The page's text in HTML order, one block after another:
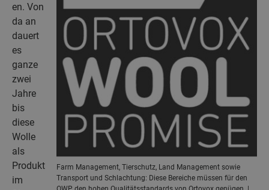
Farm Management, Tierschutz, Land Management sowie
Transport und Schlachtung: Diese Bereiche müssen für den
en. Von
da an
dauert
es
ganze
zwei
Jahre
bis
diese
Wolle
als
Produkt
im